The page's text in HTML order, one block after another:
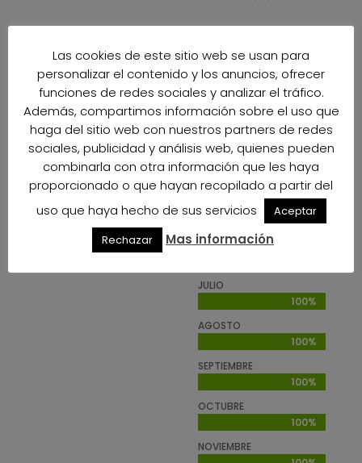
100%
100%
100%
100%
MARZO
ABRIL
100%
100%
100%
100%
JUNIO
JULIO
100%
100%
AGOSTO
100%
100%
SEPTIEMBRE
100%
100%
OCTUBRE
100%
100%
NOVIEMBRE
Las cookies de este sitio web se usan para
personalizar el contenido y los anuncios, ofrecer
funciones de redes sociales y analizar el tráfico.
Además, compartimos información sobre el uso que
haga del sitio web con nuestros partners de redes
sociales, publicidad y análisis web, quienes pueden
combinarla con otra información que les haya
proporcionado o que hayan recopilado a partir del
uso que haya hecho de sus servicios
Aceptar
Rechazar
Mas información